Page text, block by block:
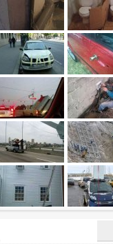
Name:
E-Mail-Adresse (optional):
Alle HTML-Tags außer <br>,
URLs werden automatisch
Ich möchte eine E-Mail,
Ich möchte eine E-Mail,